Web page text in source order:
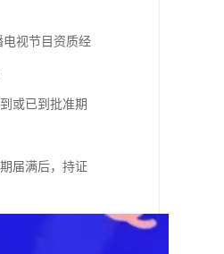
视节目资质经
或已到批准期
届满后，持证